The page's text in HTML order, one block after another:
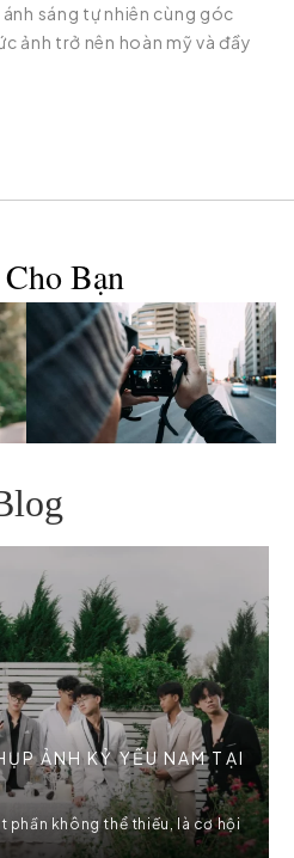
sáng tự nhiên cùng góc
ảnh trở nên hoàn mỹ và đầy
Bạn
ẢNH KỶ YẾU NAM TẠI
phần không thể thiếu, là cơ hội